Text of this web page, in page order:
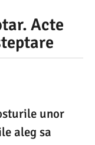
Acte
unor
aleg sa